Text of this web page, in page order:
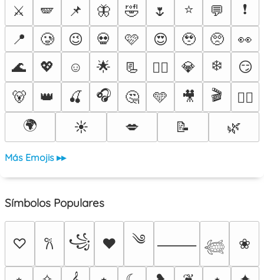
⚔️
🪽 📌 🦋 🤣 🌷 ⭐ 💬
❗
📍
🥲 😉 💀 🩷 😍 🥹 🥺
👀
🌊
💖 ☺️ 🌟 📃 ❤️‍🔥 💎 ❄️
😏
🐻
👑 🍒 🎧 🤔 🩵 🎥 🎬
🐦‍🔥
🌍
☀️ 💋 📝 🌿
Más Emojis ▸▸
Símbolos Populares
♡ 𐙚 ꧁ ♥ ༄ ⸻ 𓆉 ❀